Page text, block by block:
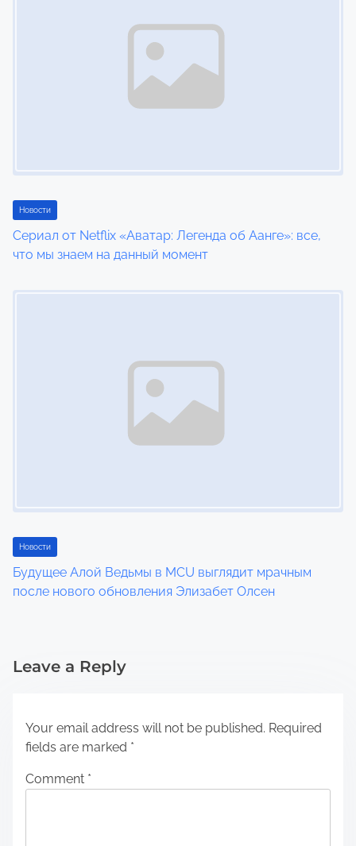
Новости
Сериал от Netflix «Аватар: Легенда об Аанге»: все,
что мы знаем на данный момент
Новости
Будущее Алой Ведьмы в MCU выглядит мрачным
после нового обновления Элизабет Олсен
Leave a Reply
Your email address will not be published. Required
fields are marked *
Comment *